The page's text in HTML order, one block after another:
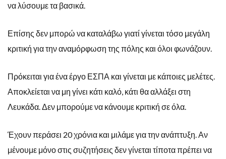
να λύσουμε τα βασικά.
Επίσης δεν μπορώ να καταλάβω γιατί γίνεται τόσο μεγάλη
κριτική για την αναμόρφωση της πόλης και όλοι φωνάζουν.
Πρόκειται για ένα έργο ΕΣΠΑ και γίνεται με κάποιες μελέτες.
Αποκλείεται να μη γίνει κάτι καλό, κάτι θα αλλάξει στη
Λευκάδα. Δεν μπορούμε να κάνουμε κριτική σε όλα.
Έχουν περάσει 20 χρόνια και μιλάμε για την ανάπτυξη. Αν
μένουμε μόνο στις συζητήσεις δεν γίνεται τίποτα πρέπει να